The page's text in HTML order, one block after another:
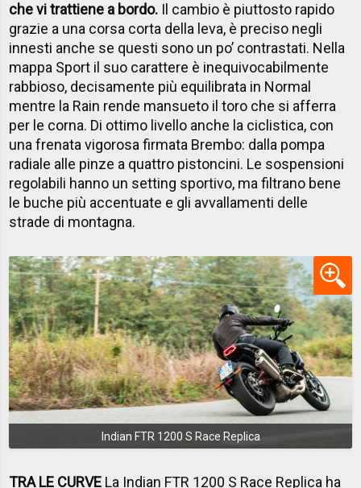
che vi trattiene a bordo. Il cambio è piuttosto rapido
grazie a una corsa corta della leva, è preciso negli
innesti anche se questi sono un po’ contrastati. Nella
mappa Sport il suo carattere è inequivocabilmente
rabbioso, decisamente più equilibrata in Normal
mentre la Rain rende mansueto il toro che si afferra
per le corna. Di ottimo livello anche la ciclistica, con
una frenata vigorosa firmata Brembo: dalla pompa
radiale alle pinze a quattro pistoncini. Le sospensioni
regolabili hanno un setting sportivo, ma filtrano bene
le buche più accentuate e gli avvallamenti delle
strade di montagna.
Indian FTR 1200 S Race Replica
TRA LE CURVE La Indian FTR 1200 S Race Replica ha